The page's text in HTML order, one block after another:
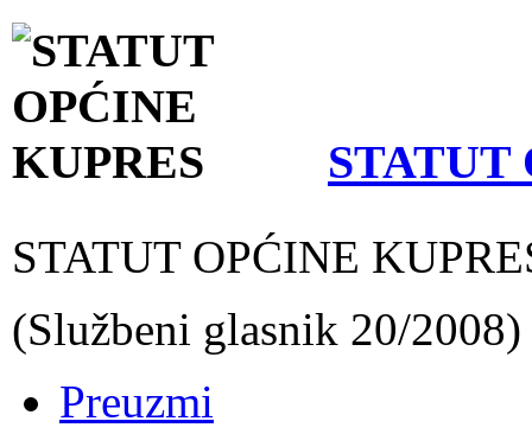
STATUT
STATUT OPĆINE
(Službeni glasnik 20/2008)
Preuzmi